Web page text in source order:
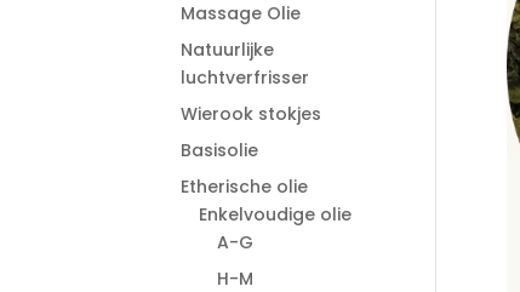
Massage Olie
Natuurlijke
luchtverfrisser
Wierook stokjes
Basisolie
Etherische olie
Enkelvoudige olie
A-G
H-M